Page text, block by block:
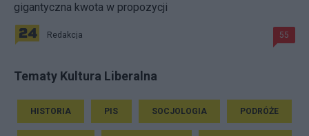
gigantyczna kwota w propozycji
Redakcja 55
Tematy Kultura Liberalna
HISTORIA PIS SOCJOLOGIA PODRÓŻE